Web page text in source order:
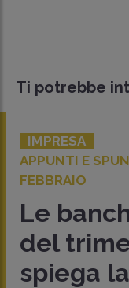
Ti potrebbe
IMPRESA
APPUNTI E
FEBBRAIO
Le
del
spiega